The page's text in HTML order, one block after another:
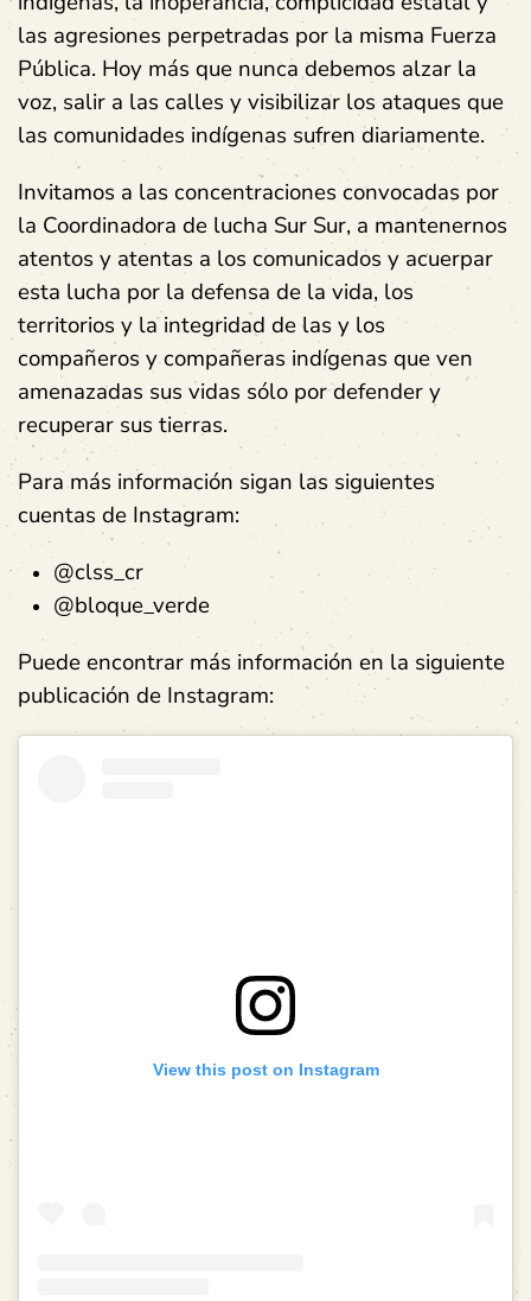
las agresiones perpetradas por la misma Fuerza
Pública. Hoy más que nunca debemos alzar la
voz, salir a las calles y visibilizar los ataques que
las comunidades indígenas sufren diariamente.
Invitamos a las concentraciones convocadas por
la Coordinadora de lucha Sur Sur, a mantenernos
atentos y atentas a los comunicados y acuerpar
esta lucha por la defensa de la vida, los
territorios y la integridad de las y los
compañeros y compañeras indígenas que ven
amenazadas sus vidas sólo por defender y
recuperar sus tierras.
Para más información sigan las siguientes
cuentas de Instagram:
@clss_cr
@bloque_verde
Puede encontrar más información en la siguiente
publicación de Instagram:
View this post on Instagram